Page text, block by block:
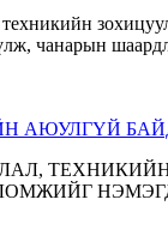
АЮУЛГҮЙ